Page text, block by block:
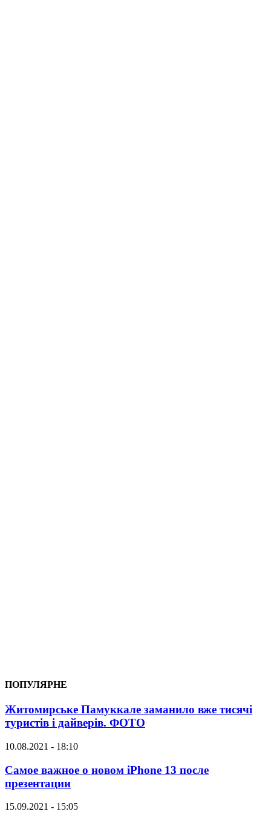
ПОПУЛЯРНЕ
Житомирське Памуккале заманило вже тисячі
туристів і дайверів. ФОТО
10.08.2021 - 18:10
Самое важное о новом iPhone 13 после
презентации
15.09.2021 - 15:05